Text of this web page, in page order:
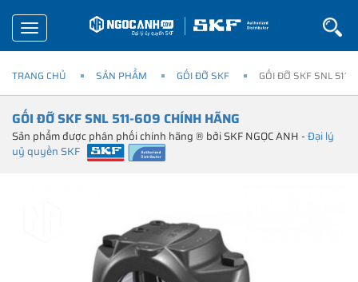
Toggle
navigation
TRANG CHỦ SẢN PHẨM GỐI ĐỠ SKF GỐI ĐỠ SKF SNL
GỐI ĐỠ SKF SNL 511-609 CHÍNH HÃNG
Sản phẩm được phân phối chính hãng ® bởi SKF NGỌC ANH -Đại lý
uỷ quyền SKF